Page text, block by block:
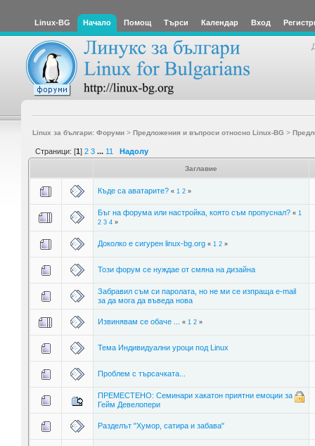
Linux-BG Начало Помощ Търси Календар Вход
Linux за българи: Форуми> Предложения и въпроси относно Linux-BG >
Страници: [1] 2 3 ... 11 Надолу
Заглавие
Къде са аватарите? « 1 2»
Бъг на форума или настройка, която съм пропуснал? « 1
2 3 4»
Доколко е сигурен linux-bg.org « 1 2»
Този форум се нуждае от смяна на дизайна
Забравил съм си паролата, но не ми се изпраща e-mail
за да мога да въведа нова
Извинявам се обаче ... « 1 2»
Тема Индивидуални уроци под Linux
Проблем с търсачката...
ПРЕМЕСТЕНО: Семинари хакатон приятни емоции за
Гейм Девелопери
Разделът "Хумор, сатира и забава"